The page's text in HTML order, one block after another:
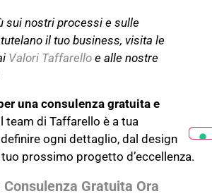
sui nostri processi e sulle
il tuo business, visita le
Valori Taffarello e alle nostre
una consulenza gratuita e
team di Taffarello è a tua
ogni dettaglio, dal design
prossimo progetto d’eccellenza.
Consulenza Gratuita Ora